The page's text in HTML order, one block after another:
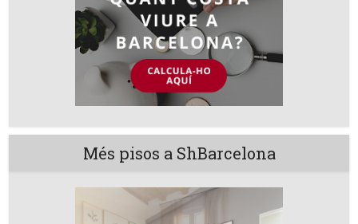
Més pisos a ShBarcelona